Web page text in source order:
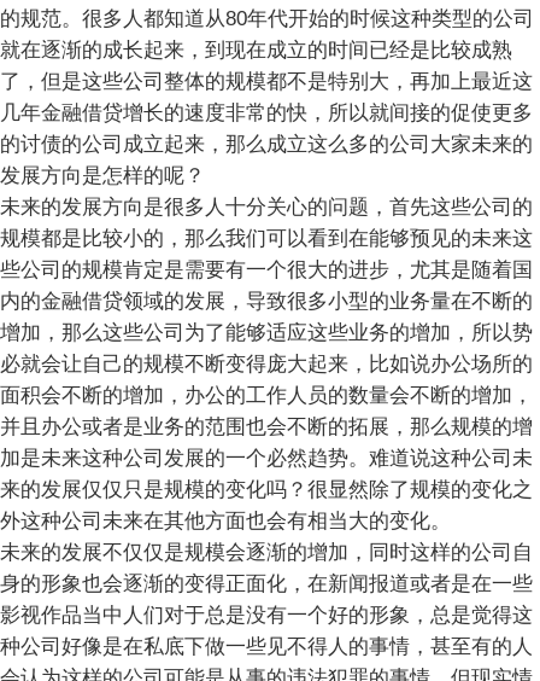
的规范。很多人都知道从80年代开始的时候这种类型的公司
就在逐渐的成长起来，到现在成立的时间已经是比较成熟
了，但是这些公司整体的规模都不是特别大，再加上最近这
几年金融借贷增长的速度非常的快，所以就间接的促使更多
的讨债的公司成立起来，那么成立这么多的公司大家未来的
发展方向是怎样的呢？
未来的发展方向是很多人十分关心的问题，首先这些公司的
规模都是比较小的，那么我们可以看到在能够预见的未来这
些公司的规模肯定是需要有一个很大的进步，尤其是随着国
内的金融借贷领域的发展，导致很多小型的业务量在不断的
增加，那么这些公司为了能够适应这些业务的增加，所以势
必就会让自己的规模不断变得庞大起来，比如说办公场所的
面积会不断的增加，办公的工作人员的数量会不断的增加，
并且办公或者是业务的范围也会不断的拓展，那么规模的增
加是未来这种公司发展的一个必然趋势。难道说这种公司未
来的发展仅仅只是规模的变化吗？很显然除了规模的变化之
外这种公司未来在其他方面也会有相当大的变化。
未来的发展不仅仅是规模会逐渐的增加，同时这样的公司自
身的形象也会逐渐的变得正面化，在新闻报道或者是在一些
影视作品当中人们对于总是没有一个好的形象，总是觉得这
种公司好像是在私底下做一些见不得人的事情，甚至有的人